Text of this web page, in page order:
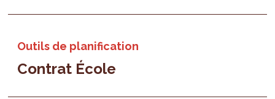
Outils de planification
Contrat École